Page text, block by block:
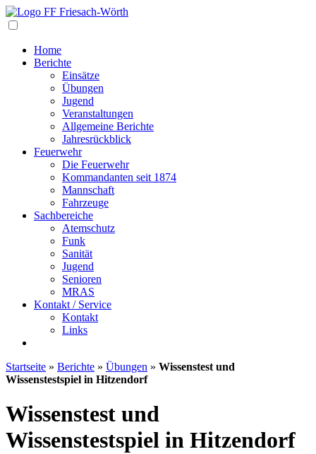
Home
Berichte
Einsätze
Übungen
Jugend
Veranstaltungen
Allgemeine Berichte
Jahresrückblick
Feuerwehr
Die Feuerwehr
Kommandanten seit 1874
Mannschaft
Fahrzeuge
Sachbereiche
Atemschutz
Funk
Sanität
Jugend
Senioren
MRAS
Kontakt / Service
Kontakt
Links
Startseite » Berichte » Übungen » Wissenstest und
Wissenstestspiel in Hitzendorf
Wissenstest und
Wissenstestspiel in Hitzendorf